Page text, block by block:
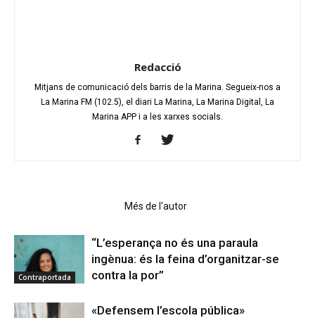
Redacció
Mitjans de comunicació dels barris de la Marina. Segueix-nos a
La Marina FM (102.5), el diari La Marina, La Marina Digital, La
Marina APP i a les xarxes socials.
Més de l'autor
Contraportada
“L’esperança no és una paraula
ingènua: és la feina d’organitzar-se
contra la por”
«Defensem l’escola pública»